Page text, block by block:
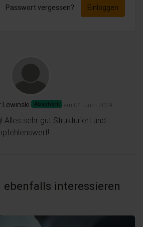
Passwort vergessen? Einloggen
Absolvent am 04. Juni 2019
Alles sehr gut Strukturiert und
ebenfalls interessieren